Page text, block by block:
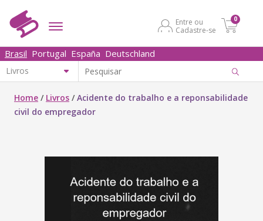
Entre ou
Cadastre-se
0
Brasil Portugal España Deutschland
Home / Livros /Acidente do trabalho e a reponsabilidade
civil do empregador